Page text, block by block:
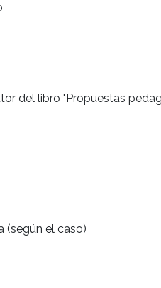
del libro "Propuestas
(según el caso)